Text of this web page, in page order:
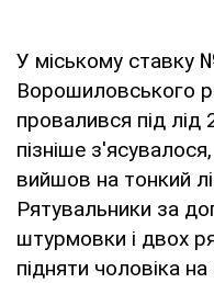
У міському ставку
Ворошиловського
провалився під лід
пізніше
вийшов на тонкий
Рятувальники за
штурмовки і двох
підняти чоловіка